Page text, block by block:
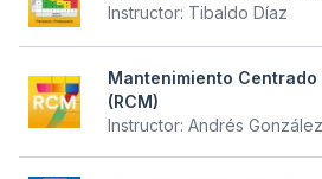
Instructor: Tibaldo Díaz
Mantenimiento
(RCM)
Instructor: Andrés González